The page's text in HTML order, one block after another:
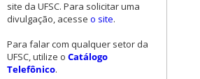
site da UFSC. Para solicitar uma
divulgação, acesse o site.
Para falar com qualquer setor da
UFSC, utilize o Catálogo
Telefônico.